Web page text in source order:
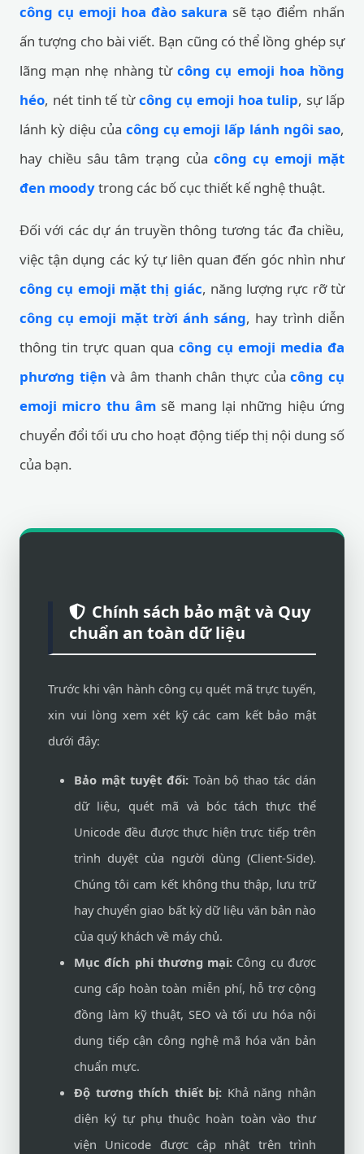
công cụ emoji hoa đào sakura sẽ tạo điểm nhấn
ấn tượng cho bài viết. Bạn cũng có thể lồng ghép sự
lãng mạn nhẹ nhàng từcông cụ emoji hoa hồng
héo, nét tinh tế từcông cụ emoji hoa tulip, sự lấp
lánh kỳ diệu của công cụ emoji lấp lánh ngôi sao,
hay chiều sâu tâm trạng của công cụ emoji mặt
đen moodytrong các bố cục thiết kế nghệ thuật.
Đối với các dự án truyền thông tương tác đa chiều,
việc tận dụng các ký tự liên quan đến góc nhìn như
công cụ emoji mặt thị giác, năng lượng rực rỡ từ
công cụ emoji mặt trời ánh sáng, hay trình diễn
thông tin trực quan qua công cụ emoji media đa
phương tiện và âm thanh chân thực củacông cụ
emoji micro thu âm sẽ mang lại những hiệu ứng
chuyển đổi tối ưu cho hoạt động tiếp thị nội dung số
của bạn.
Chính sách bảo mật và Quy
chuẩn an toàn dữ liệu
Trước khi vận hành công cụ quét mã trực tuyến,
xin vui lòng xem xét kỹ các cam kết bảo mật
dưới đây:
Bảo mật tuyệt đối:Toàn bộ thao tác dán
dữ liệu, quét mã và bóc tách thực thể
Unicode đều được thực hiện trực tiếp trên
trình duyệt của người dùng (Client-Side).
Chúng tôi cam kết không thu thập, lưu trữ
hay chuyển giao bất kỳ dữ liệu văn bản nào
của quý khách về máy chủ.
Mục đích phi thương mại: Công cụ được
cung cấp hoàn toàn miễn phí, hỗ trợ cộng
đồng làm kỹ thuật, SEO và tối ưu hóa nội
dung tiếp cận công nghệ mã hóa văn bản
chuẩn mực.
Độ tương thích thiết bị: Khả năng nhận
diện ký tự phụ thuộc hoàn toàn vào thư
viện Unicode được cập nhật trên trình